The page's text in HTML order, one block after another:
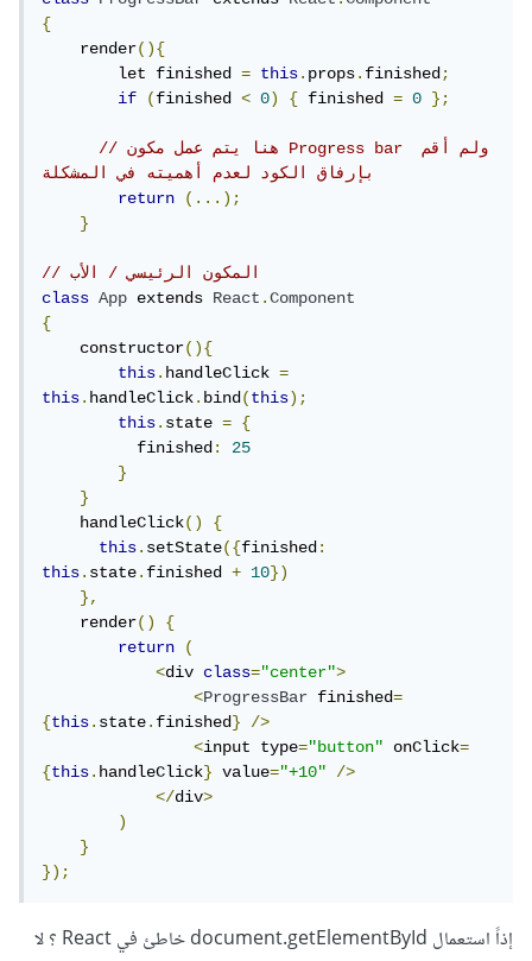
{
    render
(){
        let finished
= this.props.finished;
if
(finished < 0) { finished = 0 };
// هنا يتم عمل مكون Progress bar ولم أقم
بإرفاق الكود لعدم أهميته في المشكلة
return
(...);
}
// المكون الرئيسي / الأب
class
App extends React.Component
{
    constructor
(){
this.handleClick =
this.handleClick.bind(this);
this.state =
{
          finished
:
25
}
}
    handleClick
()
{
this.setState({finished:
this.state.finished + 10})
},
    render
()
{
return
(
<div class="center">
<ProgressBar finished=
{this.state.finished}
/>
<input type="button" onClick=
{this.handleClick} value="+10"
/>
</div>
)
}
});
إذاً استعمال document.getElementById خاطئ في React ؟ لا